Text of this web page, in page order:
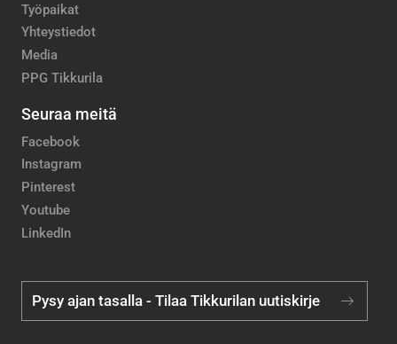
Työpaikat
Yhteystiedot
Media
PPG Tikkurila
Seuraa meitä
Facebook
Instagram
Pinterest
Youtube
LinkedIn
Pysy ajan tasalla - Tilaa Tikkurilan uutiskirje